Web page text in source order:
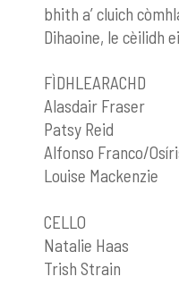
bhith a’ cluich
Dihaoine, le cèilidh
FÌDHLEARACHD
Alasdair Fraser
Patsy Reid
Alfonso Franco/
Louise
CELLO
Natalie Haas
Trish Strain